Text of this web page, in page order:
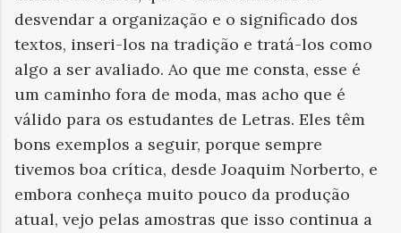
desvendar a organização e o significado dos
textos, inseri-los na tradição e tratá-los como
algo a ser avaliado. Ao que me consta, esse é
um caminho fora de moda, mas acho que é
válido para os estudantes de Letras. Eles têm
bons exemplos a seguir, porque sempre
tivemos boa crítica, desde Joaquim Norberto, e
embora conheça muito pouco da produção
atual, vejo pelas amostras que isso continua a